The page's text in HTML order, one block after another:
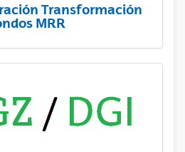
Transformación
MRR